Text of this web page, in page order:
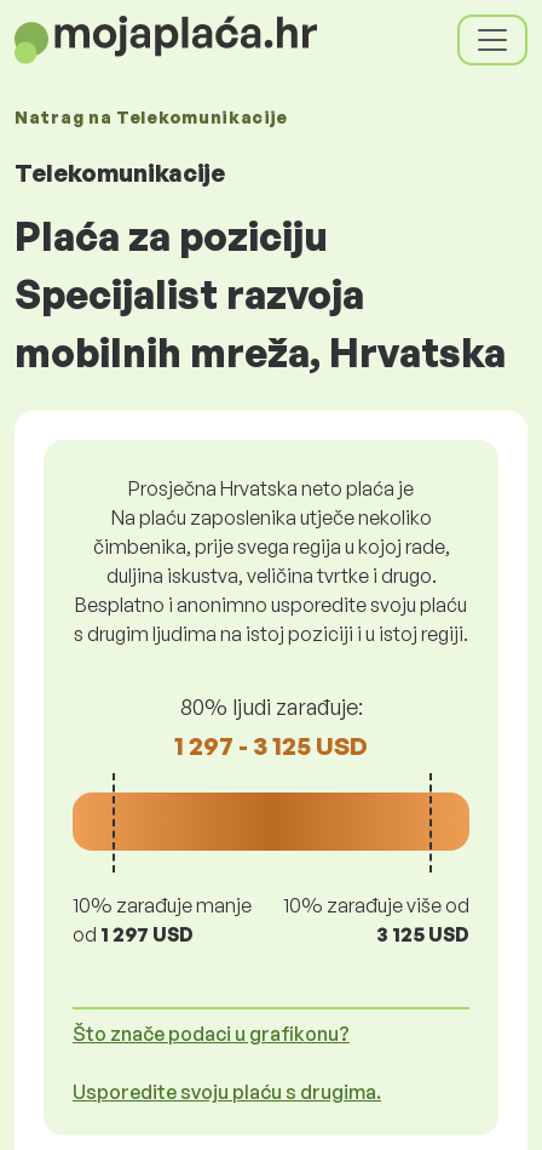
Natrag na Telekomunikacije
Telekomunikacije
Plaća za poziciju
Specijalist razvoja
mobilnih mreža, Hrvatska
Prosječna Hrvatska neto plaća je
Na plaću zaposlenika utječe nekoliko
čimbenika, prije svega regija u kojoj rade,
duljina iskustva, veličina tvrtke i drugo.
Besplatno i anonimno usporedite svoju plaću
s drugim ljudima na istoj poziciji i u istoj regiji.
80% ljudi zarađuje:
1 297 - 3 125 USD
10% zarađuje manje
od 1 297 USD
10% zarađuje više od
3 125 USD
Što znače podaci u grafikonu?
Usporedite svoju plaću s drugima.